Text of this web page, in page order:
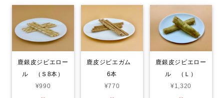
今回は鹿のドライジャーキーに…。家は愛犬2匹なので、早速届いて
分かるのか？凄く喜んでいます。封をあけると！喜びをか消せない
のか！大喜びで！ 飼い主も嬉しくなる次第です。いろんなジャー
キーをあげて来ましたが！格別に喜び方が違います。○ レッスン
やご飯の前のおやつで あげてますが！まだまだ気になる品物が沢
山有るので！また購入させて頂きます…。笑
鹿肉ごはん。お得な1.5kg smileyコラボ！
鹿銀皮ジビエロー
ル （Ｓ8本）
¥990
鹿皮ジビエガム
6本
¥770
鹿銀皮ジビエロー
ル （Ｌ）
¥1,320